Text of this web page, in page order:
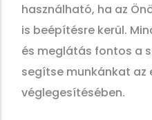
használható, ha az
is beépítésre kerül.
és meglátás fontos a
segítse munkánkat az
véglegesítésében.